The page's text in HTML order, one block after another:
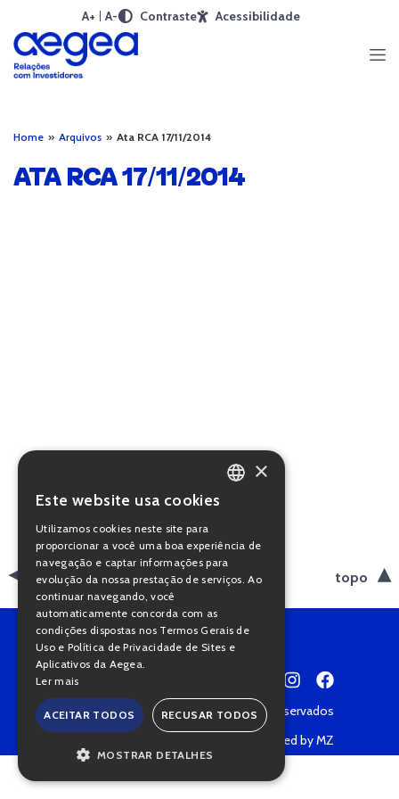
A+ A- Contraste Acessibilidade
Home » Arquivos » Ata RCA 17/11/2014
ATA RCA 17/11/2014
voltar topo
Copyright © 2022 • Todos os direitos reservados
Powered by MZ
PORTUGUESE
×
Este website usa cookies
Utilizamos cookies neste site para
proporcionar a você uma boa experiência de
navegação e captar informações para
evolução da nossa prestação de serviços. Ao
continuar navegando, você
automaticamente concorda com as
condições dispostas nos Termos Gerais de
Uso e Política de Privacidade de Sites e
Aplicativos da Aegea.
Ler mais
ACEITAR TODOS RECUSAR TODOS
MOSTRAR DETALHES